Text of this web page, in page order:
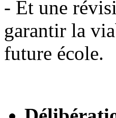
- Et une
garantir la
future école.